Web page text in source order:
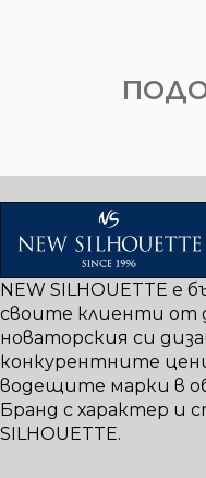
NEW SILHOUETTE е
своите клиенти от
новаторския си
конкурентните
водещите марки в
Бранд с характер и
SILHOUETTE.